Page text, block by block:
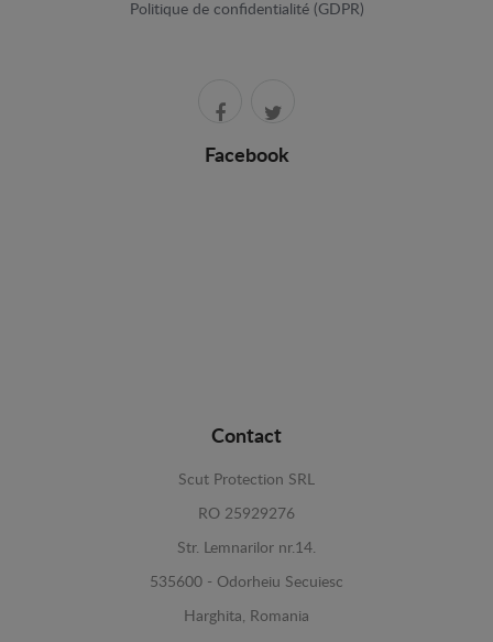
Politique de confidentialité (GDPR)
Facebook
Contact
Scut Protection SRL
RO 25929276
Str. Lemnarilor nr.14.
535600 - Odorheiu Secuiesc
Harghita, Romania